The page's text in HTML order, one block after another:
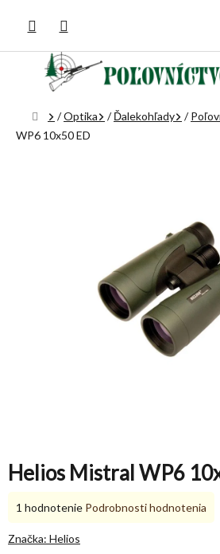
obsah
Domov
/Optika / Ďalekohľady /
WP6 10x50 ED
Helios Mistral WP6
Priemerné
produktu
1 hodnotenie Podrobnosti hodnotenia
Značka: Helios